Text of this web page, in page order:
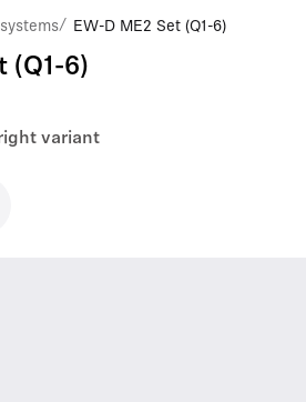
/ EW-D ME2 Set (Q1-6)
(Q1-6)
variant